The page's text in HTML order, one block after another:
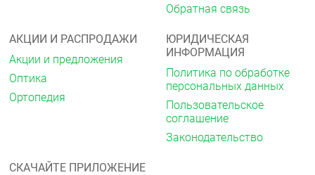
движений, органические поражения центральной
печёночная недостаточность.
Беременность — I триместр, период лактации.
Применение при беременности и в период
грудного вскармливания
Во II и III триместрах беременности — только по
жизненным показаниям, при сопоставлении
потенциальной пользы для матери и возможного
риска для плода.
Обратная связь
АКЦИИ И РАСПРОДАЖИ
Акции и предложения
Оптика
Ортопедия
ЮРИДИЧЕСКАЯ
ИНФОРМАЦИЯ
Политика по обработке
персональных данных
Пользовательское
соглашение
Законодательство
СКАЧАЙТЕ ПРИЛОЖЕНИЕ